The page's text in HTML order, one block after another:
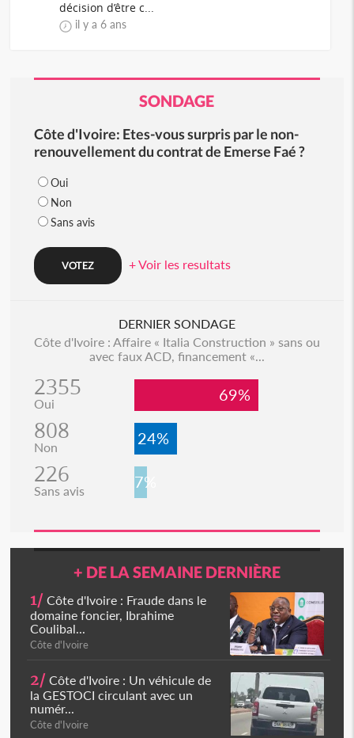
décision d’être c...
il y a 6 ans
SONDAGE
Côte d'Ivoire: Etes-vous surpris par le non-
renouvellement du contrat de Emerse Faé ?
Oui
Non
Sans avis
+ Voir les resultats
DERNIER SONDAGE
Côte d'Ivoire : Affaire « Italia Construction » sans ou
avec faux ACD, financement «...
2355
Oui 69%
808
Non 24%
226
Sans avis 7%
+ DE LA SEMAINE DERNIÈRE
1/ Côte d'Ivoire : Fraude dans le
domaine foncier, Ibrahime
Coulibal...
Côte d'Ivoire
2/ Côte d'Ivoire : Un véhicule de
la GESTOCI circulant avec un
numér...
Côte d'Ivoire